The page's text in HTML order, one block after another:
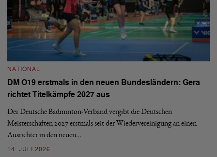
NATIONAL
DM O19 erstmals in den neuen Bundesländern: Gera
richtet Titelkämpfe 2027 aus
Der Deutsche Badminton-Verband vergibt die Deutschen
Meisterschaften 2027 erstmals seit der Wiedervereinigung an einen
Ausrichter in den neuen…
14. JULI 2026